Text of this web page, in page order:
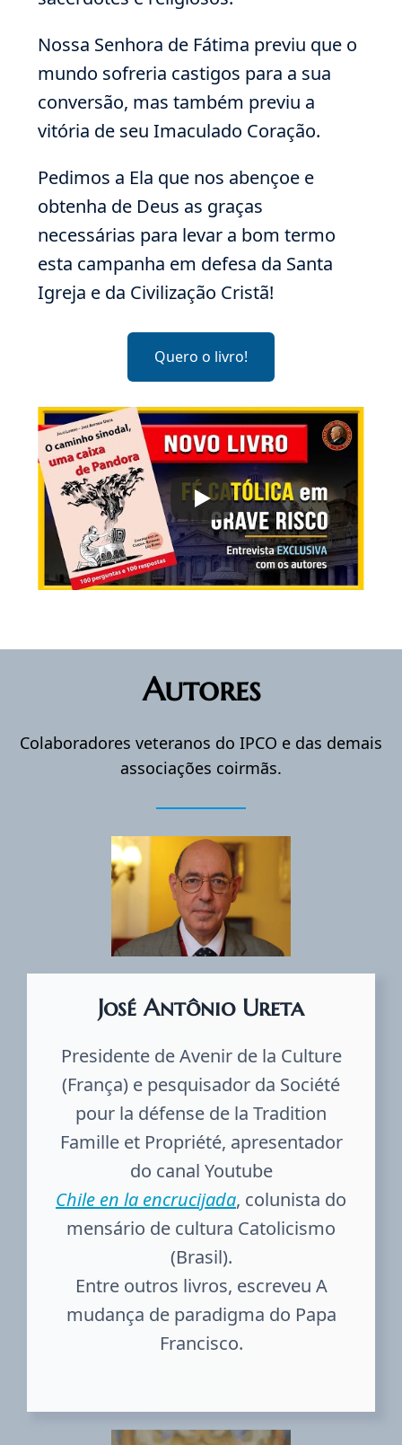
Nossa Senhora de Fátima previu que o
mundo sofreria castigos para a sua
conversão, mas também previu a
vitória de seu Imaculado Coração.
Pedimos a Ela que nos abençoe e
obtenha de Deus as graças
necessárias para levar a bom termo
esta campanha em defesa da Santa
Igreja e da Civilização Cristã!
Quero o livro!
Autores
Colaboradores veteranos do IPCO e das demais
associações coirmãs.
José Antônio Ureta
Presidente de Avenir de la Culture
(França) e pesquisador da Société
pour la défense de la Tradition
Famille et Propriété, apresentador
do canal Youtube
Chile en la encrucijada, colunista do
mensário de cultura Catolicismo
(Brasil).
Entre outros livros, escreveu A
mudança de paradigma do Papa
Francisco.